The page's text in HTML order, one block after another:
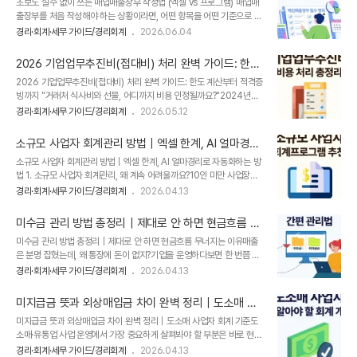
·납부해야 합니다. 종합소득세 신고 후에는 매출, 경비, 카드 내역, 세금계
산서 등 매월 발생하는 경리회계 자료를 직접 관리하려는 개인사업자도
늘어납니다. ​하지만 자체기장을 시작하려면 계정과목, 자료 연동, 프로그
출장부를 처음 작성해야 하는 상황이라면, 어떤 항목을 어떤 기준으로 적
어야 하는지 모르는 게 당연합니다. 양식을 내려받아도 칸 이름만 있을
이 다를 때는 어느 날짜를 기준으로 쓰는지, 직접 써보기 전까지는 감이
잡히지 않기 때문이죠.​매입매출장부는 단순한 거래 기록표가 아니예요.
부가세 신고의 기초 데이터이자, 세무 조사 때 사업자의 거래 실태를 증
명하는 법적 서류입니다. 초반에 항목별 기재 원칙을 이해하고 시작하면,
부가세 신고 때 별도의 정리 작업 없이 장부를 그대로 활용할 수 있어요.​
목과 그..
경리·회계·세무 가이드/경리회계 2026.06.04
2026 기업업무추진비(접대비) 처리 완벽 가이드: 한도
계산부터 적격증빙까지
2026 기업업무추진비(접대비) 처리 완벽 가이드: 한도 계산부터 적격증
빙까지 "거래처 식사비와 선물, 어디까지 비용 인정될까요?"2024년부
터 접대비의 명칭이 기업업무추진비로 변경되었습니다. 본 포스팅에서는
인정 사례를 A부터 Z까지 빠르게 정리해 드립니다. 1. 기업업무추진비
(구 접대비)란? 기업이 사업 운영 과정에서 원활한 관계 유지와 영업 활
동을 위해 특정인에게 무상으로 제공한 물품, 금품, 서비스를 의미합니
다. 핵심 체크: 단순히 업무상 지출이라고 해서 모두 인정되지 않습니
다.①사업과의 직접적 관련성 ②비용 처리 조건 충족 여부를 반드시 확인
위..
경리·회계·세무 가이드/경리회계 2026.05.12
소규모 사업자 회계관리 방법｜엑셀 한계, AI 얼마경리
로 자동화하는 방법
소규모 사업자 회계관리 방법｜엑셀 한계, AI 얼마경리로 자동화하는 방
법 1. 소규모 사업자 회계관리, 왜 계속 어려울까요?10인 미만 사업장의
경우회계·경리 업무를 별도 인력 없이 처리하는 경우가 많습니다.​그래서
수기로 정리 통장·카드 내역 별도 관리 세무사에게 자료 전달 ​👉 문제는,
초기에는 이런 방식으로도 큰 불편 없이 운영이 가능하지만거래가 누적
되고 업무가 복잡해질수록 점점 감당하기 어려워진다는 점입니다. 2. 엑
셀 회계관리의 구조적인 한계 ​실제 현장에서 엑셀로 회계를 관리하다 보
면 일정 시점 이후부터 공통적으로 겪는 문제가 있습니다. ​처음에는 간단
경리·회계·세무 가이드/경리회계 2026.04.13
미수금 관리 방법 총정리｜제대로 안 하면 현금흐름 무
너지는 이유
미수금 관리 방법 총정리｜제대로 안 하면 현금흐름 무너지는 이유매출
은 분명 잡혔는데, 왜 통장에 돈이 없지?기업을 운영하다보면 한 번쯤 이
런 상황을 겪게 됩니다. ​세금계산서도 발행했고, 거래도 끝났는데 아직
하고 관리하지 못하면 단순히 ‘받을 돈이 남아 있는 상태’에서 끝나지 않
는다는 점입니다. ​입금 예정 금액을 실제 보유 자금처럼 착각하게 되고,
자금 계획이 틀어지며, 경우에 따라서는 지급해야 할 비용을 제때 처리하
지 못해 기업 운영 전반에 영향을 줄 수 있습니다. ​특히 많은 기업들이 거
래처와 정산 정보를 처음에는 엑셀로 관리합니다. 초기에는 비용 부담이
경리·회계·세무 가이드/경리회계 2026.04.13
미지급금 뜻과 외상매입금 차이 완벽 정리｜도소매 사
업자 회계 기준
미지급금 뜻과 외상매입금 차이 완벽 정리｜도소매 사업자 회계 기준도
소매·유통업 사업 운영에서 가장 중요하게 살펴봐야 할 부분은 바로 현금
흐름 관리입니다.​업종 특성상 제품 종류와 거래처가 다양하고 거래 규모
경리·회계·세무 가이드/경리회계 2026.04.13